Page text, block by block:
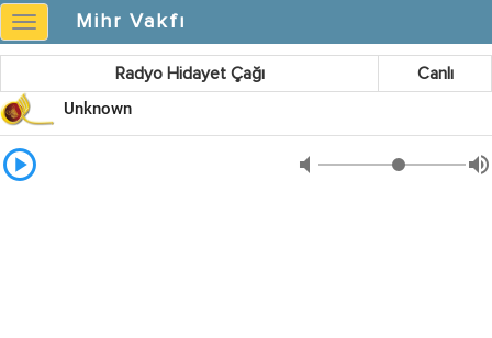
Mihr
Vakfı
Mihr Vakfı
Radyo Hidayet Çağı Canlı